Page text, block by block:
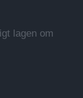
lagen om